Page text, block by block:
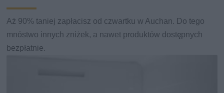
Aż 90% taniej zapłacisz od czwartku w Auchan. Do tego
mnóstwo innych zniżek, a nawet produktów dostępnych
bezpłatnie.